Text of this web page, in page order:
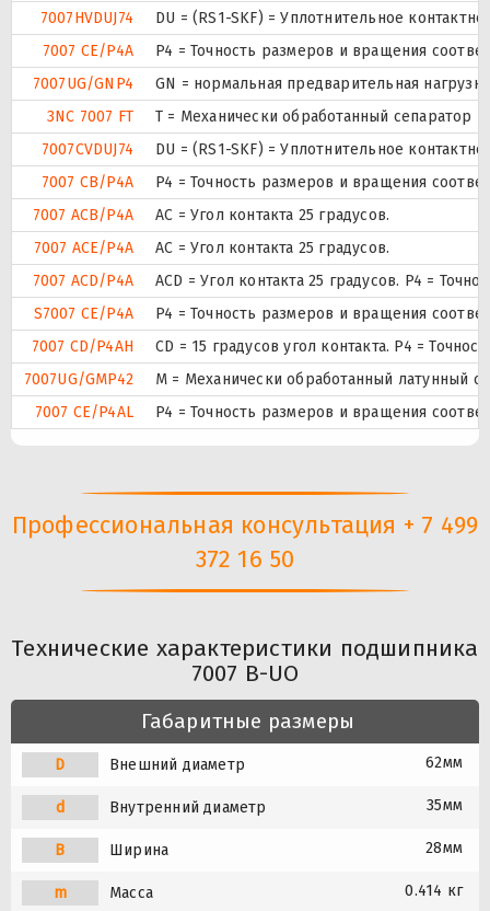
7007HVDUJ74
DU = (RS1-SKF) = Уплотнительное
7007 CE/P4A
P4 = Точность размеров и вращения
7007UG/GNP4
GN = нормальная предварительная
3NC 7007 FT
T = Механически обработанный сепаратор
7007CVDUJ74
DU = (RS1-SKF) = Уплотнительное
7007 CB/P4A
P4 = Точность размеров и вращения
7007 ACB/P4A
AC = Угол контакта 25 градусов.
7007 ACE/P4A
AC = Угол контакта 25 градусов.
7007 ACD/P4A
ACD = Угол контакта 25 градусов. P4 =
S7007 CE/P4A
P4 = Точность размеров и вращения
7007 CD/P4AH
CD = 15 градусов угол контакта. P4 =
7007UG/GMP42
М = Механически обработанный латунный
7007 CE/P4AL
P4 = Точность размеров и вращения
Профессиональная консультация + 7 499
372 16 50
Технические характеристики подшипника
7007 B-UO
Габаритные размеры
D Внешний диаметр 62мм
d Внутренний диаметр 35мм
B Ширина 28мм
m Масса 0.414 кг